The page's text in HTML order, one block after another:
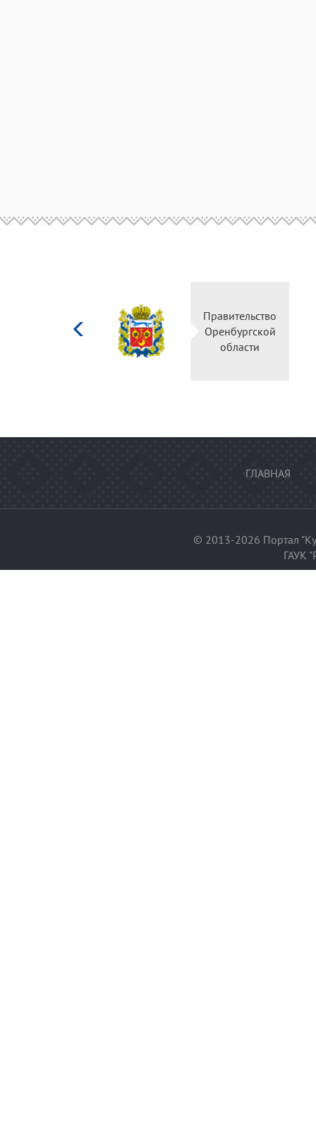
Правительство
Оренбургской
области
ГЛАВНАЯ
© 2013-2026 Портал
ГАУК